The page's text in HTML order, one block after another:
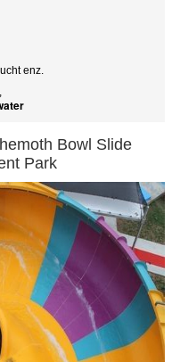
enz.
,
Bowl Slide
Park